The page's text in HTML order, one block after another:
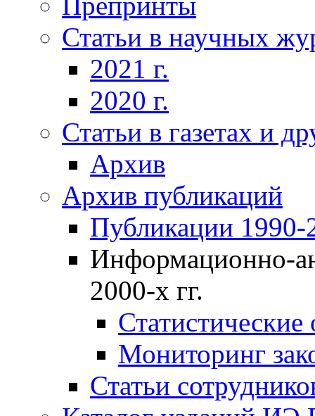
Статьи в научных
2021 г.
2020 г.
Статьи в газетах и
Архив
Архив публикаций
Публикации 1990-
Информационно-
2000-х гг.
Мониторинг
Статьи